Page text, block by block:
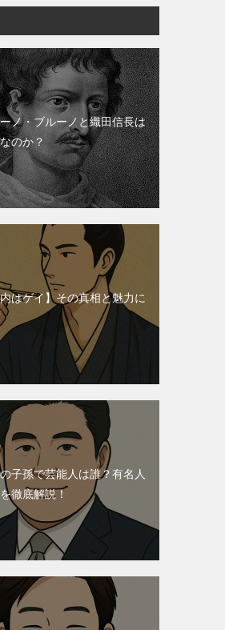
ノ・ブルーノと織田信長は
のか？
内はゲイ】その真相と魅力に
子孫で芸能人は誰？有名人
徹底解説！